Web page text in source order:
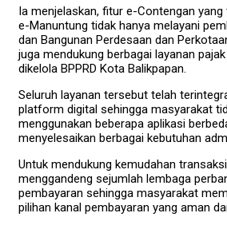
Ia menjelaskan, fitur e-Contengan
e-Manuntung tidak hanya melayani
dan Bangunan Perdesaan dan
juga mendukung berbagai layanan
dikelola BPPRD Kota Balikpapan.
Seluruh layanan tersebut telah
platform digital sehingga masyarakat
menggunakan beberapa aplikasi
menyelesaikan berbagai kebutuhan
Untuk mendukung kemudahan
menggandeng sejumlah lembaga
pembayaran sehingga masyarakat
pilihan kanal pembayaran yang aman